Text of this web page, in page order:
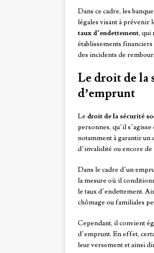
Dans ce cadre, les
légales visant à prévenir
taux d’endettement, qui
établissements
des incidents de
Le droit de la
d’emprunt
Le droit de la sécurité
personnes, qu’il
notamment à garantir un
d’invalidité ou encore de
Dans le cadre d’un
la mesure où il
le taux d’endettement.
chômage ou familiales
Cependant, il convient
d’emprunt. En effet,
leur versement et ainsi